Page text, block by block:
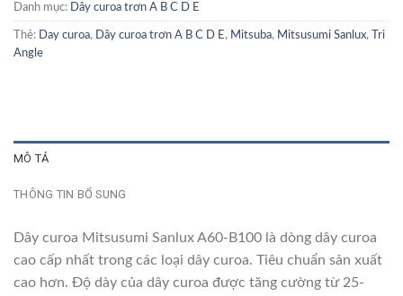
Danh mục: Dây curoa trơn A B C D E
Thẻ: Day curoa, Dây curoa trơn A B C D E , Mitsuba, Mitsusumi Sanlux,
Tri
Angle
MÔ TẢ
THÔNG TIN BỔ SUNG
Dây curoa Mitsusumi Sanlux A60-B100 là dòng dây curoa
cao cấp nhất trong các loại dây curoa. Tiêu chuẩn sản xuất
cao hơn. Độ dày của dây curoa được tăng cường từ 25-